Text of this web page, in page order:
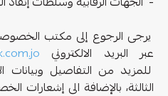
يرجى الرجوع إلى مكتب
عبر البريد الالكتروني
للمزيد من التفاصيل وبيانات
الثالثة، بالإضافة الى إشعارات